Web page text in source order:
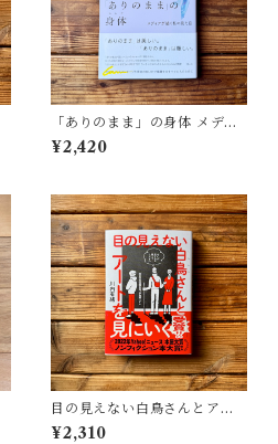
「ありのまま」の身体 メディ
アが描く私の見た目 | 藤嶋 陽
子(著)
¥2,420
目の見えない白鳥さんとアー
トを見にいく | 川内 有緒
¥2,310